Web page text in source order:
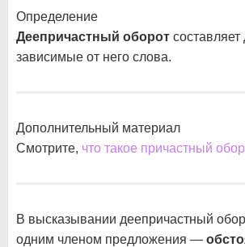
Определение
Деепричастный оборот
зависимые от него слова.
Дополнительный материал
Смотрите, что такое причастный
В высказывании деепричастный
одним членом предложения —